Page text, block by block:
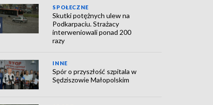
SPOŁECZNE
Skutki potężnych ulew na
Podkarpaciu. Strażacy
interweniowali ponad 200
razy
INNE
Spór o przyszłość szpitala w
Sędziszowie Małopolskim